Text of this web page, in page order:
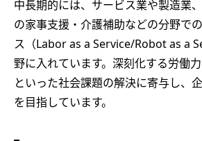
中長期的には、サービス業や製造業
の家事支援・介護補助などの分野で
ス（Labor as a Service/Robot as a
野に入れています。深刻化する労働
といった社会課題の解決に寄与し、
を目指しています。